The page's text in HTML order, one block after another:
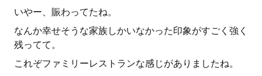
いやー、賑わってたね。
なんか幸せそうな家族しかいなかった印象がすごく強く
残ってて。
これぞファミリーレストランな感じがありましたね。